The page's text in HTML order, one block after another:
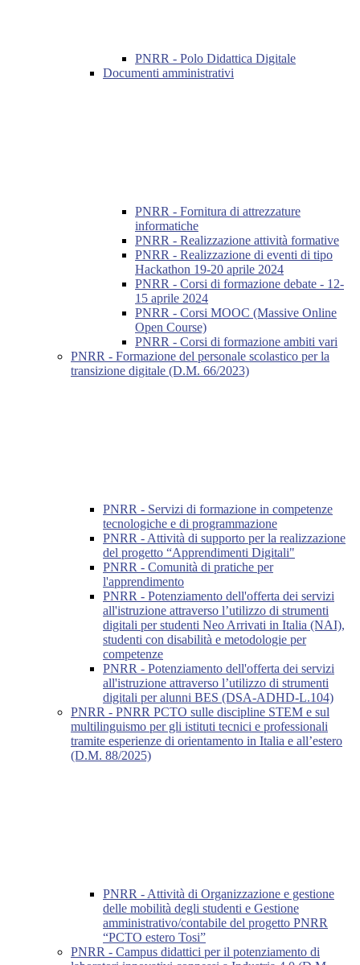
PNRR - Polo Didattica Digitale
Documenti amministrativi
PNRR - Fornitura di attrezzature
informatiche
PNRR - Realizzazione attività formative
PNRR - Realizzazione di eventi di tipo
Hackathon 19-20 aprile 2024
PNRR - Corsi di formazione debate - 12-
15 aprile 2024
PNRR - Corsi MOOC (Massive Online
Open Course)
PNRR - Corsi di formazione ambiti vari
PNRR - Formazione del personale scolastico per la
transizione digitale (D.M. 66/2023)
PNRR - Servizi di formazione in competenze
tecnologiche e di programmazione
PNRR - Attività di supporto per la realizzazione
del progetto “Apprendimenti Digitali"
PNRR - Comunità di pratiche per
l'apprendimento
PNRR - Potenziamento dell'offerta dei servizi
all'istruzione attraverso l’utilizzo di strumenti
digitali per studenti Neo Arrivati in Italia (NAI),
studenti con disabilità e metodologie per
competenze
PNRR - Potenziamento dell'offerta dei servizi
all'istruzione attraverso l’utilizzo di strumenti
digitali per alunni BES (DSA-ADHD-L.104)
PNRR - PNRR PCTO sulle discipline STEM e sul
multilinguismo per gli istituti tecnici e professionali
tramite esperienze di orientamento in Italia e all’estero
(D.M. 88/2025)
PNRR - Attività di Organizzazione e gestione
delle mobilità degli studenti e Gestione
amministrativo/contabile del progetto PNRR
“PCTO estero Tosi”
PNRR - Campus didattici per il potenziamento di